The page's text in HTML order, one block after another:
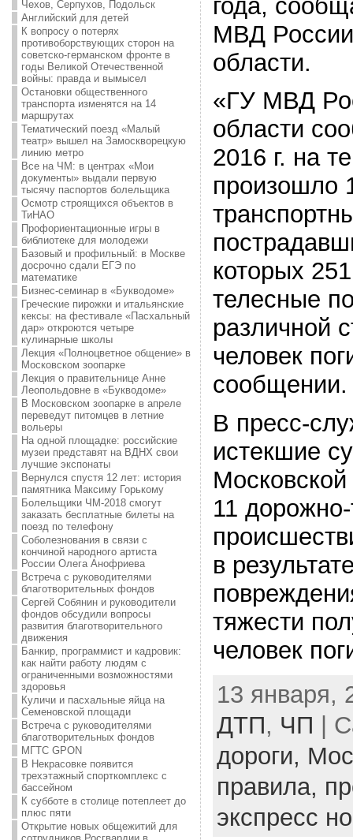
Чехов, Серпухов, Подольск
Английский для детей
К вопросу о потерях
противоборствующих сторон на
советско-германском фронте в
годы Великой Отечественной
войны: правда и вымысел
Остановки общественного
транспорта изменятся на 14
маршрутах
Тематический поезд «Малый
театр» вышел на Замоскворецкую
линию метро
Все на ЧМ: в центрах «Мои
документы» выдали первую
тысячу паспортов болельщика
Осмотр строящихся объектов в
ТиНАО
Профориентационные игры в
библиотеке для молодежи
Базовый и профильный: в Москве
досрочно сдали ЕГЭ по
математике
Бизнес-семинар в «Букводоме»
Греческие пирожки и итальянские
кексы: на фестивале «Пасхальный
дар» откроются четыре
кулинарные школы
Лекция «Полноцветное общение» в
Московском зоопарке
Лекция о правительнице Анне
Леопольдовне в «Букводоме»
В Московском зоопарке в апреле
переведут питомцев в летние
вольеры
На одной площадке: российские
музеи представят на ВДНХ свои
лучшие экспонаты
Вернулся спустя 12 лет: история
памятника Максиму Горькому
Болельщики ЧМ-2018 смогут
заказать бесплатные билеты на
поезд по телефону
Соболезнования в связи с
кончиной народного артиста
России Олега Анофриева
Встреча с руководителями
благотворительных фондов
Сергей Собянин и руководители
фондов обсудили вопросы
развития благотворительного
движения
Банкир, программист и кадровик:
как найти работу людям с
ограниченными возможностями
здоровья
Куличи и пасхальные яйца на
Семеновской площади
Встреча с руководителями
благотворительных фондов
МГТС GPON
В Некрасовке появится
трехэтажный спорткомплекс с
бассейном
К субботе в столице потеплеет до
плюс пяти
Открытие новых общежитий для
года,
МВД
области.
«ГУ МВД
области
2016 г. на
произошло
которых
телесные
различной
человек
сообщении.
В пресс-
истекшие
11
в
тяжести
человек
13 января,
ДТП, ЧП |
дороги,
правила,
экспресс